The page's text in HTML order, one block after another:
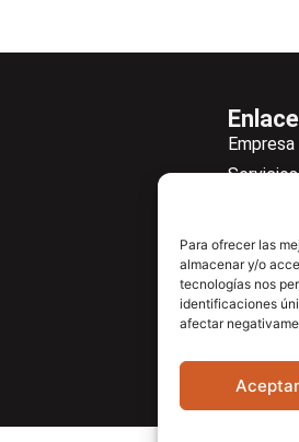
Para ofrecer las
almacenar y/o
tecnologías nos
identificaciones
afectar
Aceptar
Empresa
Servicios
Centro